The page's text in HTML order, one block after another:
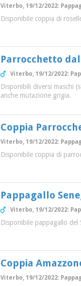
Viterbo, 19/12/2022:
Disponibile coppia di
Parrocchetto
Viterbo, 19/12/2022:
Disponibili diversi maschi
anche mutazione grigia.
Coppia
Viterbo, 19/12/2022:
Disponibile coppia di
Pappagallo
Viterbo, 19/12/2022:
Disponibile pappagallo
Coppia
Viterbo, 19/12/2022: